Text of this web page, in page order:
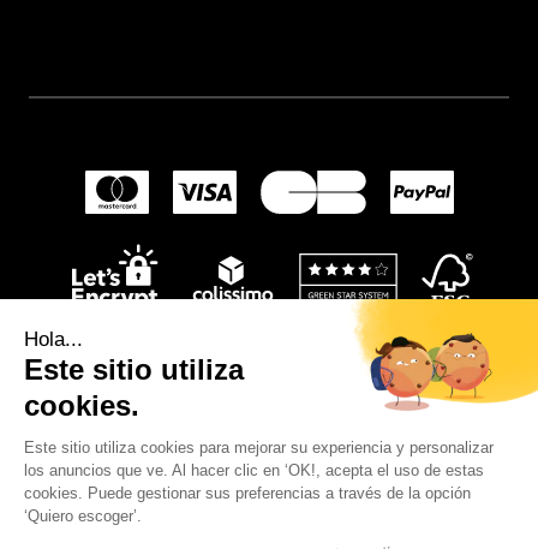
Hola...
Este sitio utiliza
cookies.
Este sitio utiliza cookies para mejorar su experiencia y personalizar
los anuncios que ve. Al hacer clic en ‘OK!, acepta el uso de estas
cookies. Puede gestionar sus preferencias a través de la opción
‘Quiero escoger’.
© 2024Wellpapers